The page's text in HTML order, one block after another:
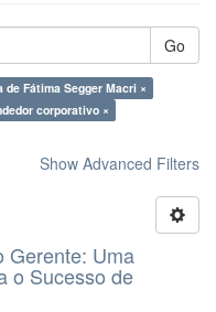
Go
Fátima Segger Macri ×
corporativo ×
Show Advanced Filters
Gerente: Uma
o Sucesso de